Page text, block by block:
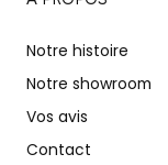
Notre histoire
Notre showroom
Vos avis
Contact